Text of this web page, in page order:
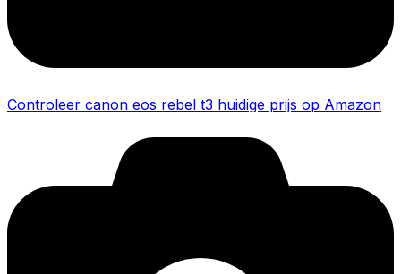
Controleer canon eos rebel t3 huidige prijs op Amazon